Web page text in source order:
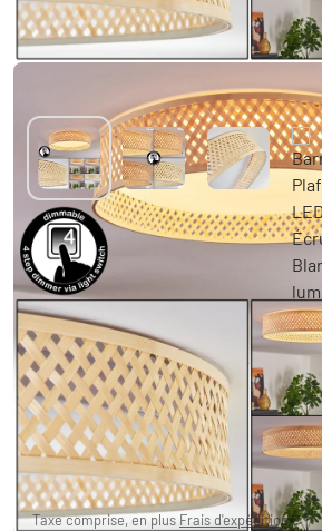
Barroco Plafonnier LED
lumière
-54% 50.95 CHF
Vous économisez61.00 CHF PVC:
Taxe comprise, en plus Frais d'expédition